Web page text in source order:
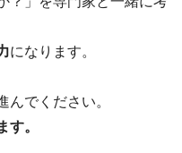
になります。
んでください。
す。